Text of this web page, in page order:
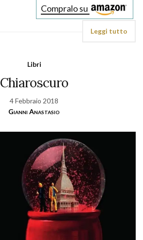
Compralo su
Leggi tutto
Libri
Chiaroscuro
4 Febbraio 2018
Gianni Anastasio